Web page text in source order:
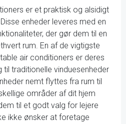
er et praktisk og alsidigt
enheder leveres med en
der gør dem til en
rum. En af de vigtigste
air conditioners er deres
traditionelle vinduesenheder
nemt flyttes fra rum til
områder af dit hjem
til et godt valg for lejere
ikke ønsker at foretage